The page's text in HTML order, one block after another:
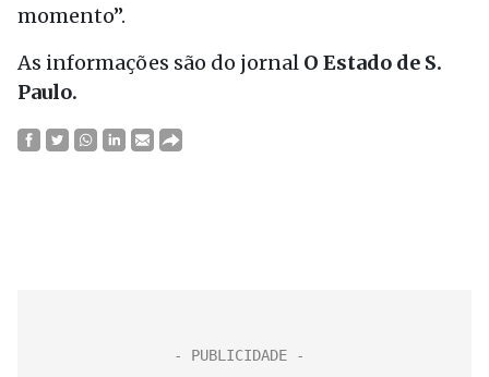
momento”.
As informações são do jornal O Estado de S.
Paulo.